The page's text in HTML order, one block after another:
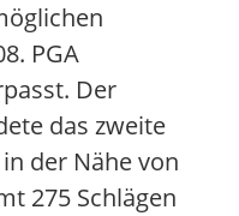
PGA
Der
das zweite
der Nähe von
275 Schlägen